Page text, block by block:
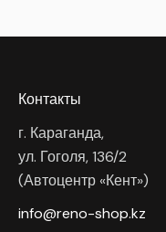
Контакты
г. Караганда,
ул. Гоголя, 136/2
(Автоцентр «Кент»)
info@reno-shop.kz